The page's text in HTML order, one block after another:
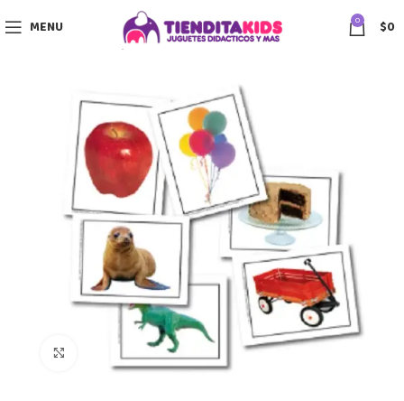
MENU 0 $0
Click to enlarge